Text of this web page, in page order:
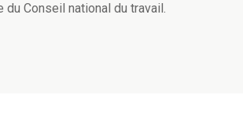
du Conseil national du travail.